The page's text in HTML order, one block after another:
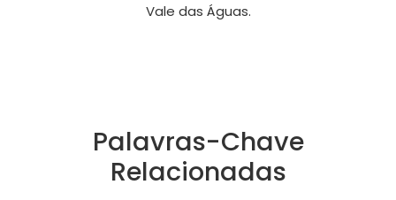
Vale das Águas.
Palavras-Chave
Relacionadas